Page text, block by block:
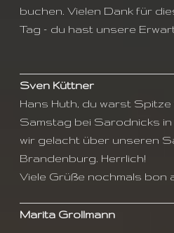
buchen. Vielen Dank für
Tag – du hast unsere
Sven Küttner
Hans Huth, du warst
Samstag bei Sarodnicks in
wir gelacht über unseren
Brandenburg. Herrlich!
Viele Grüße nochmals bon
Marita Grollmann